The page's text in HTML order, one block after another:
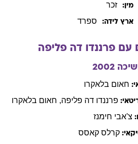
מין: זכר
ארץ לידה: ספרד
עם פרננדו דה פליפה
2002
חאום בלאקרו
פרננדו דה פליפה, חאום בלאקרו
צ'אבי חימנז
קרלס קאסס